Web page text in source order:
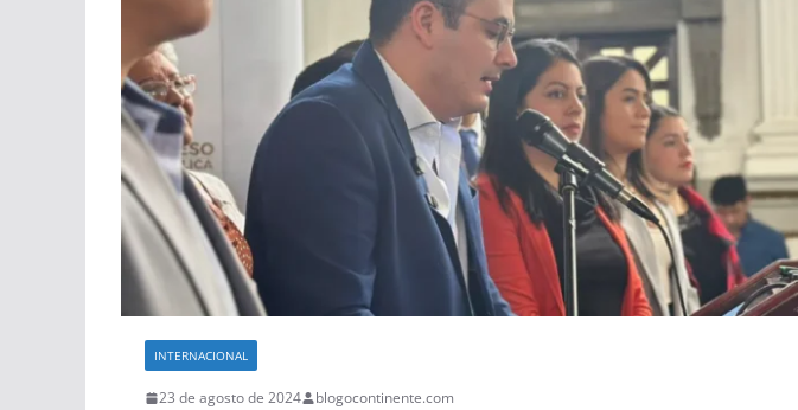
INTERNACIONAL
23 de agosto de 2024 blogocontinente.com